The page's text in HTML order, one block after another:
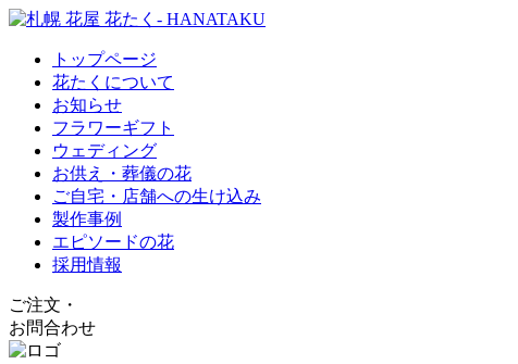
トップページ
花たくについて
お知らせ
フラワーギフト
ウェディング
お供え・葬儀の花
ご自宅・店舗への生け込み
製作事例
エピソードの花
採用情報
ご注文 ・
お問合わせ